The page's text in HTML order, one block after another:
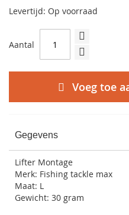
Levertijd: Op voorraad
Aantal
Voeg toe
Gegevens
Lifter Montage
Merk: Fishing tackle max
Maat: L
Gewicht: 30 gram